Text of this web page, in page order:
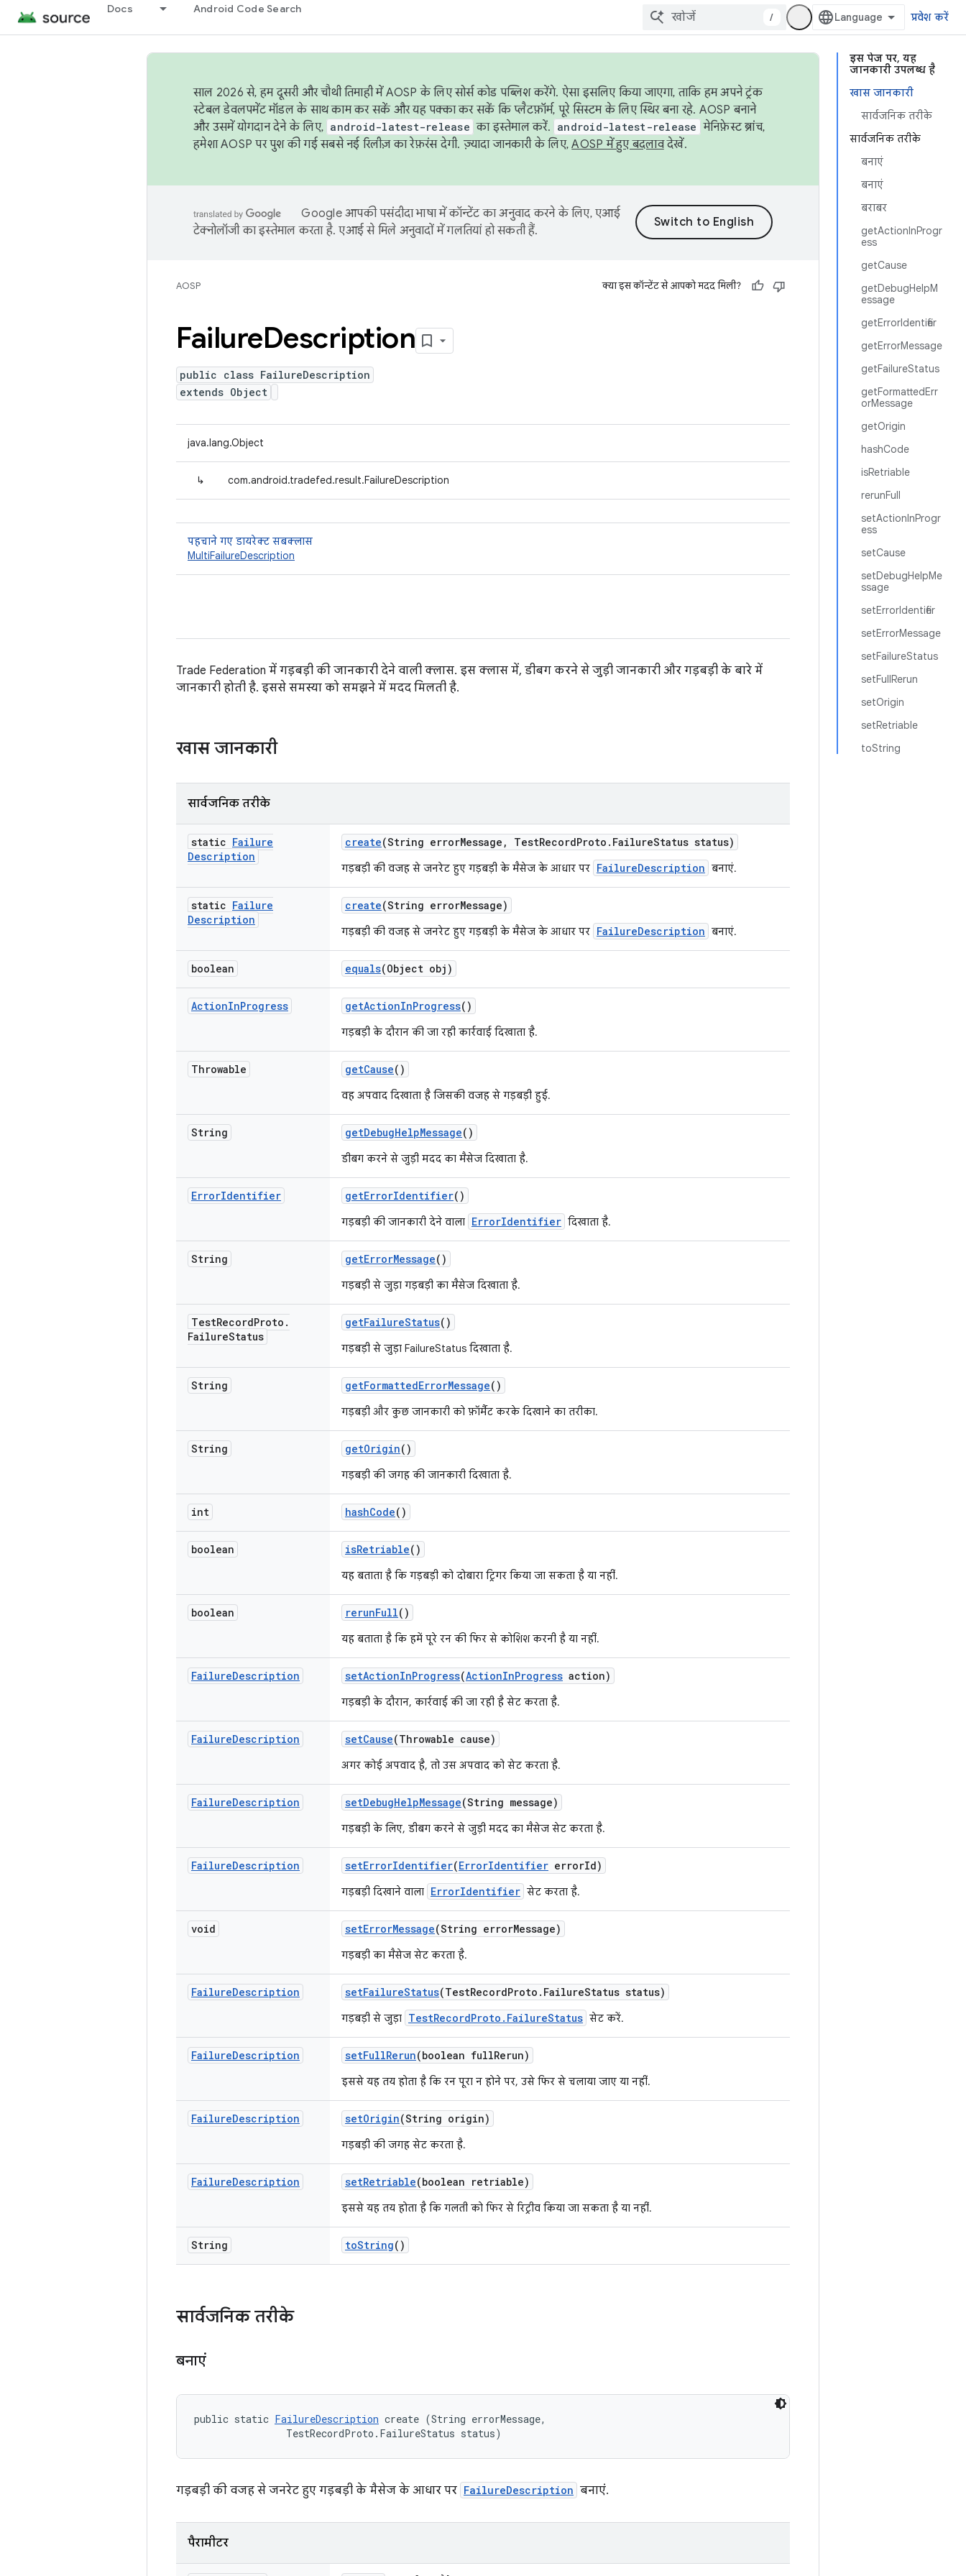
Docs Android Code Search
/ प्रवेश करें
इस पेज पर, यह
जानकारी उपलब्ध है
खास जानकारी
सार्वजनिक तरीके
सार्वजनिक तरीके
बनाएं
बनाएं
बराबर
getActionInProgr
ess
getCause
getDebugHelpM
essage
getErrorIdentifier
getErrorMessage
getFailureStatus
getFormattedErr
orMessage
getOrigin
hashCode
isRetriable
rerunFull
setActionInProgr
ess
setCause
setDebugHelpMe
ssage
setErrorIdentifier
setErrorMessage
setFailureStatus
setFullRerun
setOrigin
setRetriable
toString
साल 2026 से, हम दूसरी और चौथी तिमाही में AOSP के लिए सोर्स कोड पब्लिश करेंगे. ऐसा इसलिए किया जाएगा, ताकि हम अपने ट्रंक
स्टेबल डेवलपमेंट मॉडल के साथ काम कर सकें और यह पक्का कर सकें कि प्लैटफ़ॉर्म, पूरे सिस्टम के लिए स्थिर बना रहे. AOSP बनाने
और उसमें योगदान देने के लिए, android-latest-release का इस्तेमाल करें. android-latest-release मेनिफ़ेस्ट ब्रांच,
हमेशा AOSP पर पुश की गई सबसे नई रिलीज़ का रेफ़रंस देगी. ज़्यादा जानकारी के लिए,AOSP में हुए बदलावदेखें.
Google आपकी पसंदीदा भाषा में कॉन्टेंट का अनुवाद करने के लिए, एआई
टेक्नोलॉजी का इस्तेमाल करता है. एआई से मिले अनुवादों में गलतियां हो सकती हैं.
AOSP क्या इस कॉन्टेंट से आपको मदद मिली?
FailureDescription
public class FailureDescription
extends Object
java.lang.Object
↳ com.android.tradefed.result.FailureDescription
पहचाने गए डायरेक्ट सबक्लास
MultiFailureDescription
Trade Federation में गड़बड़ी की जानकारी देने वाली क्लास. इस क्लास में, डीबग करने से जुड़ी जानकारी और गड़बड़ी के बारे में
जानकारी होती है. इससे समस्या को समझने में मदद मिलती है.
खास जानकारी
सार्वजनिक तरीके
static Failure
Description
create(String errorMessage , TestRecordProto . FailureStatus status)
गड़बड़ी की वजह से जनरेट हुए गड़बड़ी के मैसेज के आधार पर FailureDescription बनाएं.
static Failure
Description
create(String errorMessage)
गड़बड़ी की वजह से जनरेट हुए गड़बड़ी के मैसेज के आधार पर FailureDescription बनाएं.
boolean equals(Object obj)
ActionInProgress getActionInProgress()
गड़बड़ी के दौरान की जा रही कार्रवाई दिखाता है.
Throwable getCause()
वह अपवाद दिखाता है जिसकी वजह से गड़बड़ी हुई.
String getDebugHelpMessage()
डीबग करने से जुड़ी मदद का मैसेज दिखाता है.
ErrorIdentifier getErrorIdentifier()
गड़बड़ी की जानकारी देने वाला ErrorIdentifier दिखाता है.
String getErrorMessage()
गड़बड़ी से जुड़ा गड़बड़ी का मैसेज दिखाता है.
TestRecordProto .
FailureStatus
getFailureStatus()
गड़बड़ी से जुड़ा FailureStatus दिखाता है.
String getFormattedErrorMessage()
गड़बड़ी और कुछ जानकारी को फ़ॉर्मैट करके दिखाने का तरीका.
String getOrigin()
गड़बड़ी की जगह की जानकारी दिखाता है.
int hashCode()
boolean isRetriable()
यह बताता है कि गड़बड़ी को दोबारा ट्रिगर किया जा सकता है या नहीं.
boolean rerunFull()
यह बताता है कि हमें पूरे रन की फिर से कोशिश करनी है या नहीं.
FailureDescription setActionInProgress(ActionInProgress action)
गड़बड़ी के दौरान, कार्रवाई की जा रही है सेट करता है.
FailureDescription setCause(Throwable cause)
अगर कोई अपवाद है, तो उस अपवाद को सेट करता है.
FailureDescription setDebugHelpMessage(String message)
गड़बड़ी के लिए, डीबग करने से जुड़ी मदद का मैसेज सेट करता है.
FailureDescription setErrorIdentifier(ErrorIdentifier errorId)
गड़बड़ी दिखाने वाला ErrorIdentifier सेट करता है.
void setErrorMessage(String errorMessage)
गड़बड़ी का मैसेज सेट करता है.
FailureDescription setFailureStatus(TestRecordProto . FailureStatus status)
गड़बड़ी से जुड़ा TestRecordProto.FailureStatus सेट करें.
FailureDescription setFullRerun(boolean fullRerun)
इससे यह तय होता है कि रन पूरा न होने पर, उसे फिर से चलाया जाए या नहीं.
FailureDescription setOrigin(String origin)
गड़बड़ी की जगह सेट करता है.
FailureDescription setRetriable(boolean retriable)
इससे यह तय होता है कि गलती को फिर से रिट्रीव किया जा सकता है या नहीं.
String toString()
सार्वजनिक तरीके
बनाएं
public static FailureDescription create (String errorMessage,
                TestRecordProto.FailureStatus status)
गड़बड़ी की वजह से जनरेट हुए गड़बड़ी के मैसेज के आधार पर FailureDescription बनाएं.
पैरामीटर